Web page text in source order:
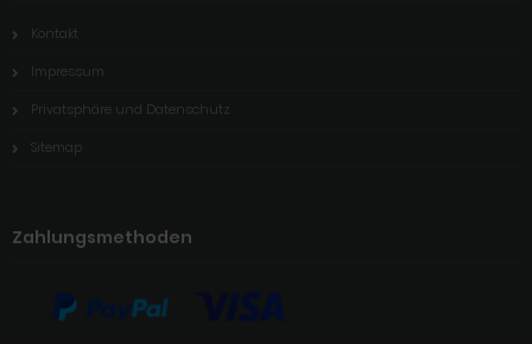
Kontakt
Impressum
Privatsphäre und Datenschutz
Sitemap
Zahlungsmethoden